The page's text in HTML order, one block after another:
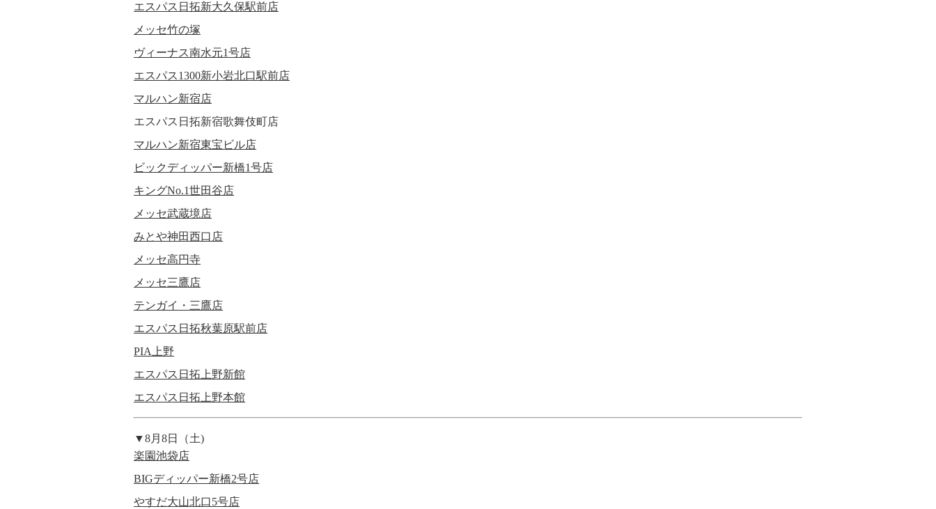
エスパス日拓新大久保駅前店
メッセ竹の塚
ヴィーナス南水元1号店
エスパス1300新小岩北口駅前店
マルハン新宿店
エスパス日拓新宿歌舞伎町店
マルハン新宿東宝ビル店
ビックディッパー新橋1号店
キングNo.1世田谷店
メッセ武蔵境店
みとや神田西口店
メッセ高円寺
メッセ三鷹店
テンガイ・三鷹店
エスパス日拓秋葉原駅前店
PIA上野
エスパス日拓上野新館
エスパス日拓上野本館
▼8月8日（土)
楽園池袋店
BIGディッパー新橋2号店
やすだ大山北口5号店